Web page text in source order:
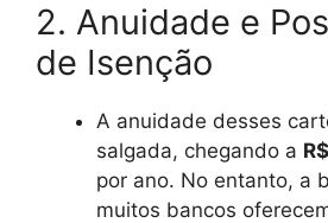
2. Anuidade e
de Isenção
A anuidade desses
salgada, chegando a
por ano. No entanto, a
muitos bancos